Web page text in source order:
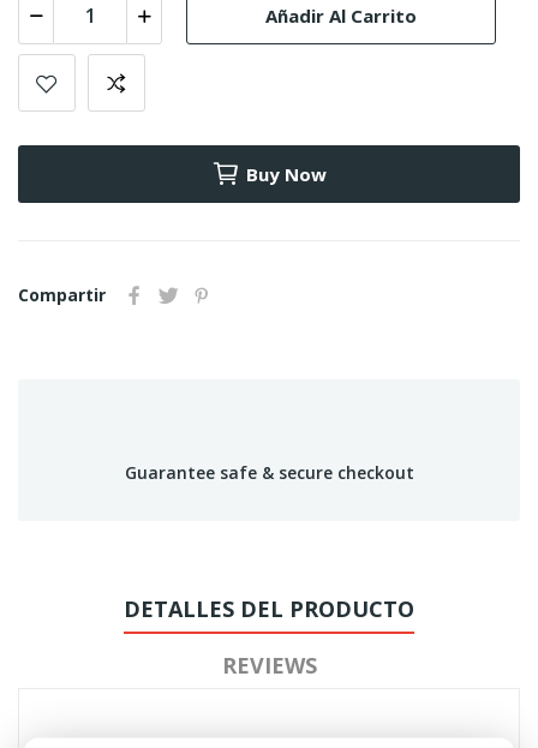
Añadir Al Carrito
Buy Now
Compartir
Guarantee safe & secure checkout
DETALLES DEL PRODUCTO
REVIEWS